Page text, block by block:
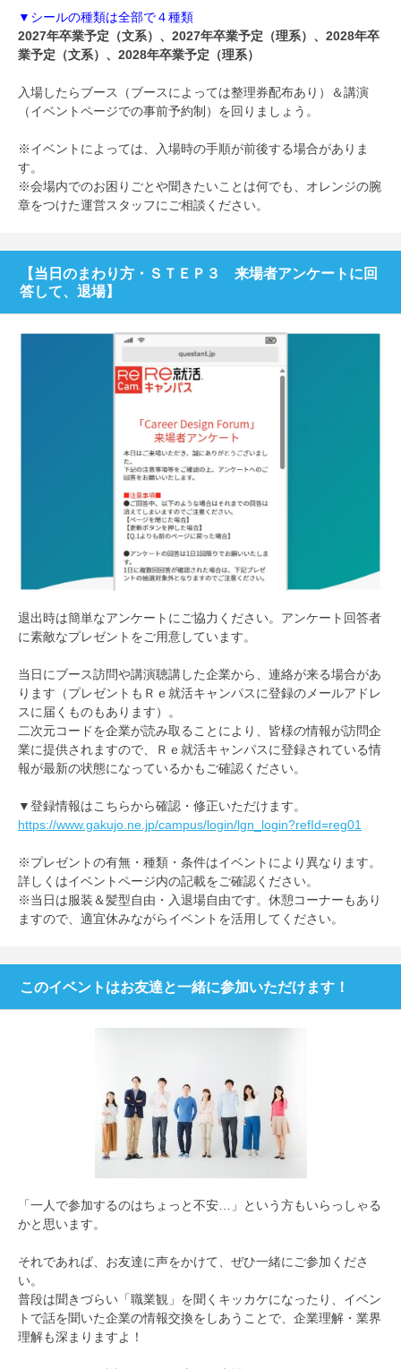
▼シールの種類は全部で４種類
2027年卒業予定（文系）、2027年卒業予定（理系）、2028年卒
業予定（文系）、2028年卒業予定（理系）
入場したらブース（ブースによっては整理券配布あり）＆講演
（イベントページでの事前予約制）を回りましょう。
※イベントによっては、入場時の手順が前後する場合がありま
す。
※会場内でのお困りごとや聞きたいことは何でも、オレンジの腕
章をつけた運営スタッフにご相談ください。
【当日のまわり方・ＳＴＥＰ３ 来場者アンケートに回
答して、退場】
退出時は簡単なアンケートにご協力ください。アンケート回答者
に素敵なプレゼントをご用意しています。
当日にブース訪問や講演聴講した企業から、連絡が来る場合があ
ります（プレゼントもＲｅ就活キャンパスに登録のメールアドレ
スに届くものもあります）。
二次元コードを企業が読み取ることにより、皆様の情報が訪問企
業に提供されますので、Ｒｅ就活キャンパスに登録されている情
報が最新の状態になっているかもご確認ください。
▼登録情報はこちらから確認・修正いただけます。
https://www.gakujo.ne.jp/campus/login/lgn_login?refId=reg01
※プレゼントの有無・種類・条件はイベントにより異なります。
詳しくはイベントページ内の記載をご確認ください。
※当日は服装＆髪型自由・入退場自由です。休憩コーナーもあり
ますので、適宜休みながらイベントを活用してください。
このイベントはお友達と一緒に参加いただけます！
「一人で参加するのはちょっと不安…」という方もいらっしゃる
かと思います。
それであれば、お友達に声をかけて、ぜひ一緒にご参加くださ
い。
普段は聞きづらい「職業観」を聞くキッカケになったり、イベン
トで話を聞いた企業の情報交換をしあうことで、企業理解・業界
理解も深まりますよ！